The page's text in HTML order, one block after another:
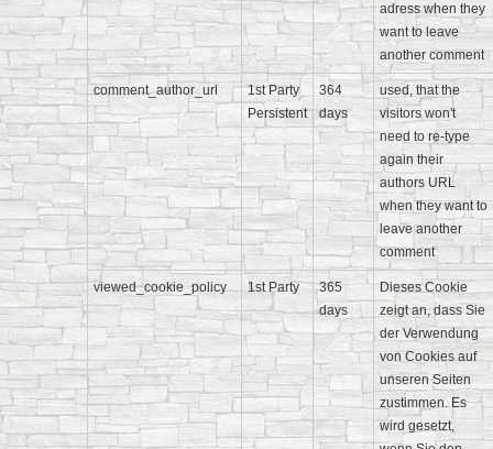
adress when they
want to leave
another comment
comment_author_url
1st Party
Persistent
364
days
used, that the
visitors won't
need to re-type
again their
authors URL
when they want to
leave another
comment
viewed_cookie_policy 1st Party
365
days
Dieses Cookie
zeigt an, dass Sie
der Verwendung
von Cookies auf
unseren Seiten
zustimmen. Es
wird gesetzt,